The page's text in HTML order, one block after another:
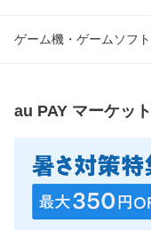
ゲーム機・ゲームソフト
au PAY マーケット